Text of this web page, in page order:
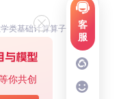
客
服
你共创